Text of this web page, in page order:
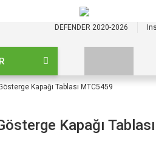
DEFENDER 2020-2026
Kapağı Tablası MTC5459
Kapağı